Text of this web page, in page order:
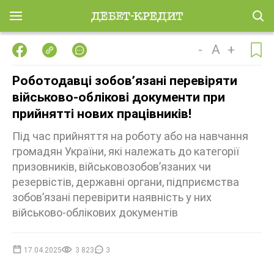
- A +
Роботодавці зобов’язані перевіряти
військово-облікові документи при
прийнятті нових працівників!
Під час прийняття на роботу або на навчання
громадян України, які належать до категорії
призовників, військовозобов’язаних чи
резервістів, державні органи, підприємства
зобов’язані перевірити наявність у них
військово-облікових документів
17.04.2025 3 823 3